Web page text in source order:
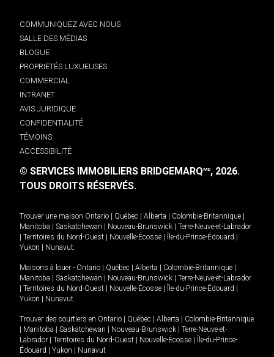
COMMUNIQUEZ AVEC NOUS
SALLE DES MÉDIAS
BLOGUE
PROPRIÉTÉS LUXUEUSES
COMMERCIAL
INTRANET
AVIS JURIDIQUE
CONFIDENTIALITÉ
TÉMOINS
ACCESSIBILITÉ
© SERVICES IMMOBILIERS BRIDGEMARQMD, 2026.
TOUS DROITS RÉSERVÉS.
Trouver une maison Ontario Québec Alberta Colombie-Britannique
Manitoba
Saskatchewan Nouveau-Brunswick
Terre-Neuve-et-Labrador
Territoires du Nord-Ouest Nouvelle-Écosse Île-du-Prince-Édouard
Yukon
Nunavut.
Maisons à louer - Ontario Québec Alberta Colombie-Britannique
Manitoba
Saskatchewan Nouveau-Brunswick
Terre-Neuve-et-Labrador
Territoires du Nord-Ouest Nouvelle-Écosse Île-du-Prince-Édouard
Yukon
Nunavut.
Trouver des courtiers en Ontario Québec Alberta
Colombie-Britannique
Manitoba Saskatchewan Nouveau-Brunswick
Terre-Neuve-et-
Labrador
Territoires du Nord-Ouest Nouvelle-Écosse
Île-du-Prince-
Édouard
Yukon Nunavut